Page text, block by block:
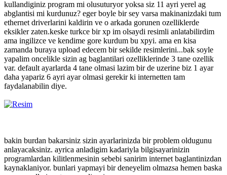
kullandiginiz program mi olusuturyor yoksa siz 11 ayri yerel ag
abglantisi mi kurdunuz? eger boyle bir sey varsa makinanizdaki tum
ethernet driverlarini kaldirin ve o arkada gorunen ozelliklerde
eksikler zaten.keske turkce bir xp im olsaydi resimli anlatabilirdim
ama ingilizce ve kendime gore kurdum bu xpyi. ama en kisa
zamanda buraya upload edecem bir sekilde resimlerini...bak soyle
yapalim oncelikle sizin ag baglantilari ozelliklerinde 3 tane ozellik
var. default ayarlarda 4 tane olmasi lazim bir de uzerine biz 1 ayar
daha yapariz 6 ayri ayar olmasi gerekir ki internetten tam
faydalanabilin diye.
bakin burdan bakarsiniz sizin ayarlarinizda bir problem oldugunu
anlayacaksiniz. ayrica anladigim kadariyla bilgisayarinizin
programlardan kilitlenmesinin sebebi sanirim internet baglantinizdan
kaynaklaniyor. bunlari yapmayi bir deneyelim olmazsa hemen baska